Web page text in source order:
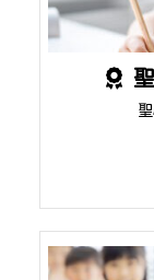
聖